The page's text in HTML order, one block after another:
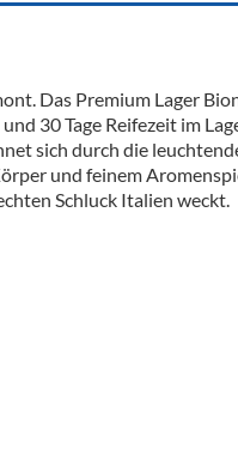
Das Premium Lager
30 Tage Reifezeit im
sich durch die
und feinem
Schluck Italien weckt.